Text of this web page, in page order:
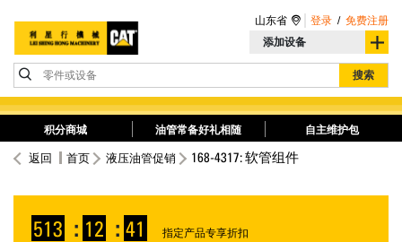
添加设备
零件或设备 搜索
山东省 登录 / 免费注册
积分商城 油管常备好礼相随 自主维护包
返回 首页 液压油管促销 168-4317: 软管组件
513 : 12 : 41 指定产品专享折扣